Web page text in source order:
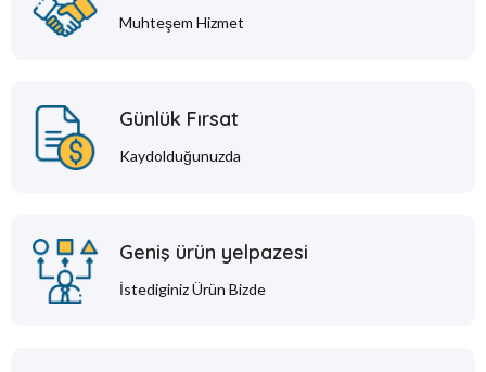
Muhteşem Hizmet
Günlük Fırsat
Kaydolduğunuzda
Geniş ürün yelpazesi
İstediginiz Ürün Bizde